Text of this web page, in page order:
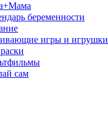
беременности
игры и игрушки
сам